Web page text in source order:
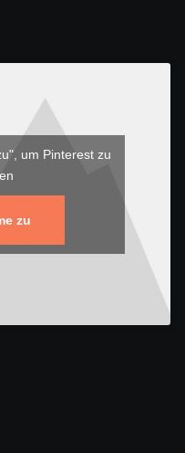
um Pinterest zu
zu